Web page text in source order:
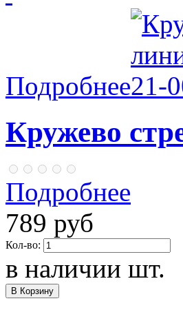
Подробнее
Кружево
Подробнее
789 руб
Кол-во:
в наличии шт.